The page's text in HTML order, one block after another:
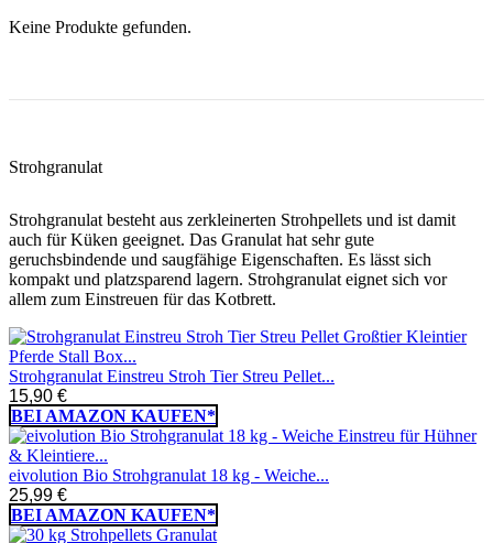
Keine Produkte gefunden.
Strohgranulat
Strohgranulat besteht aus zerkleinerten Strohpellets und ist damit
auch für Küken geeignet. Das Granulat hat sehr gute
geruchsbindende und saugfähige Eigenschaften. Es lässt sich
kompakt und platzsparend lagern. Strohgranulat eignet sich vor
allem zum Einstreuen für das Kotbrett.
Strohgranulat Einstreu Stroh Tier Streu Pellet...
15,90 €
BEI AMAZON KAUFEN*
eivolution Bio Strohgranulat 18 kg - Weiche...
25,99 €
BEI AMAZON KAUFEN*